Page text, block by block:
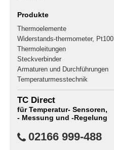
Produkte
Thermoelemente
Widerstands-thermometer, Pt100
Thermoleitungen
Steckverbinder
Armaturen und Durchführungen
Temperaturmesstechnik
TC Direct
für Temperatur- Sensoren,
- Messung und -Regelung
02166 999-488